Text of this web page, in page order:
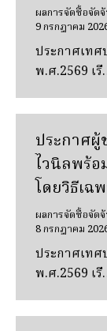
ผลการจัดซื้อจัดจ้
9 กรกฎาคม
ประกาศเทศ
พ.ศ.2569 เ
ประกาศผู้
ไวนิลพร้อ
โดยวิธีเฉ
ผลการจัดซื้อจัดจ้
8 กรกฎาคม
ประกาศเทศ
พ.ศ.2569 เ